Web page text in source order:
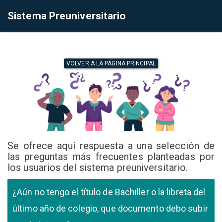
Sistema Preuniversitario
VOLVER A LA PÁGINA PRINCIPAL
Se ofrece aquí respuesta a una selección de
las preguntas más frecuentes planteadas por
los usuarios del sistema preuniversitario.
¿Aún no tengo el título de Bachiller o la libreta del
último año de colegio, que documento debo subir